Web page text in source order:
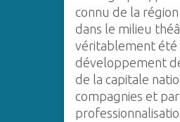
connu de la
dans le milieu
véritablement été
développement
de la capitale
compagnies et